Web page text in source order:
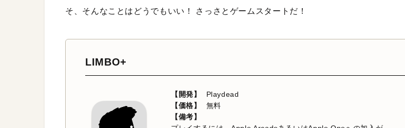
そ、そんなことはどうでもいい！ さっさとゲームスタートだ！
LIMBO+
【開発】
Playdead
【価格】
無料
【備考】